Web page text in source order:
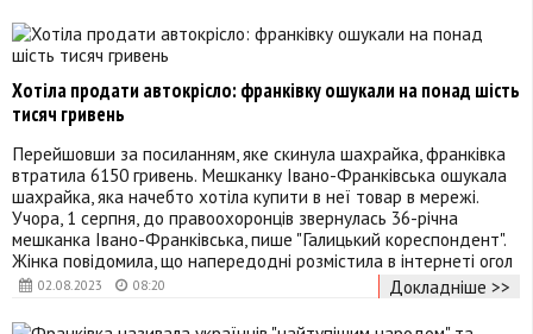
02.08.2023 08:20
Хотіла продати автокрісло: франківку ошукали на понад шість
тисяч гривень
Перейшовши за посиланням, яке скинула шахрайка, франківка
втратила 6150 гривень. Мешканку Івано-Франківська ошукала
шахрайка, яка начебто хотіла купити в неї товар в мережі.
Учора, 1 серпня, до правоохоронців звернулась 36-річна
мешканка Івано-Франківська, пише "Галицький кореспондент".
Жінка повідомила, що напередодні розмістила в інтернеті огол
Докладніше >>